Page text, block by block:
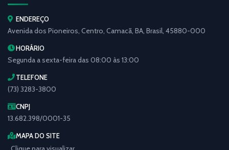
ENDEREÇO
Avenida dos Pioneiros, Centro, Camacã, BA, Brasil, 45880-000
HORÁRIO
Segunda a sexta-feira das 08:00 às 13:00
TELEFONE
(73) 3283-3800
CNPJ
13.682.398/0001-35
MAPA DO SITE